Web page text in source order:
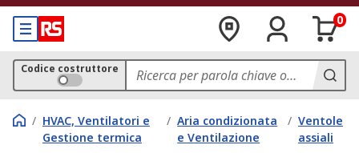
0
Codice costruttore
/ HVAC, Ventilatori e
Gestione termica
/ Aria condizionata
e Ventilazione
/ Ventole
assiali